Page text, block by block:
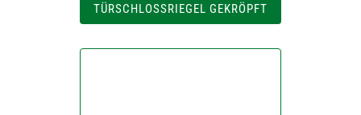
TÜRSCHLOSSRIEGEL GEKRÖPFT